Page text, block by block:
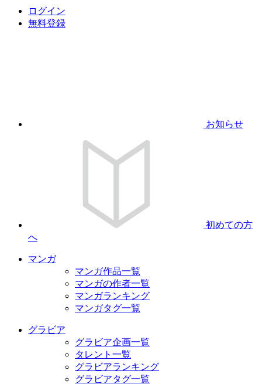
ログイン
無料登録
お知らせ
初めての方
へ
マンガ
マンガ作品一覧
マンガの作者一覧
マンガランキング
マンガタグ一覧
グラビア
グラビア企画一覧
タレント一覧
グラビアランキング
グラビアタグ一覧